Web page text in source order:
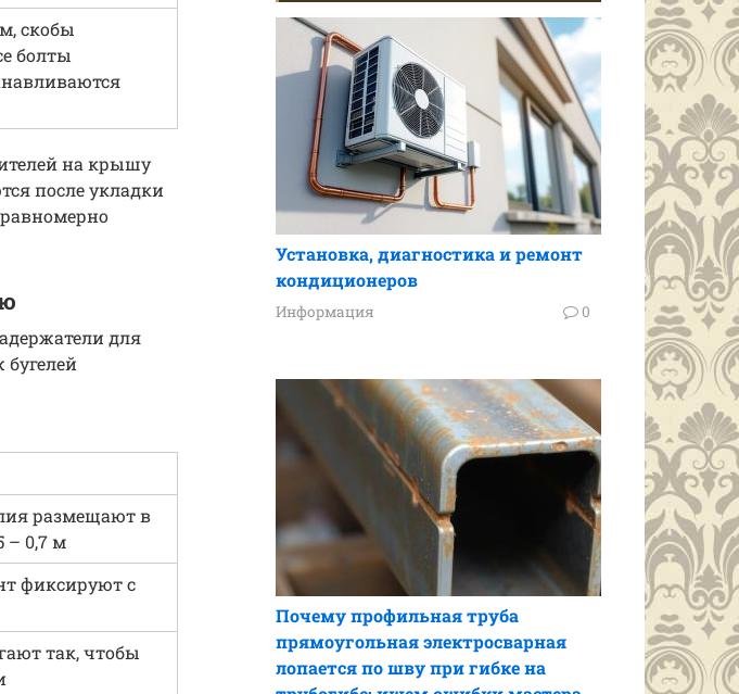
скобы
болты
на крышу
после укладки
для
размещают в
– 0,7 м
фиксируют с
так, чтобы
Установка, диагностика и ремонт
кондиционеров
Информация 0
Почему профильная труба
прямоугольная электросварная
лопается по шву при гибке на